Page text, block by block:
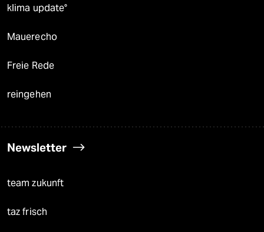
klima update°
Mauerecho
Freie Rede
reingehen
Newsletter
team zukunft
taz frisch